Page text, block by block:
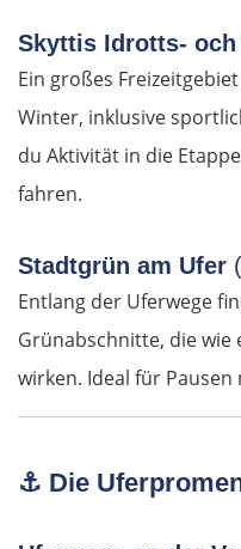
Skyttis Idrotts-
Ein großes
Winter, inklusive
du Aktivität in die
fahren.
Stadtgrün am Ufer
Entlang der Uferwege
Grünabschnitte, die wie
wirken. Ideal für Pausen
⚓ Die
Cannes
Saint-Tropez
Marseille
Avignon